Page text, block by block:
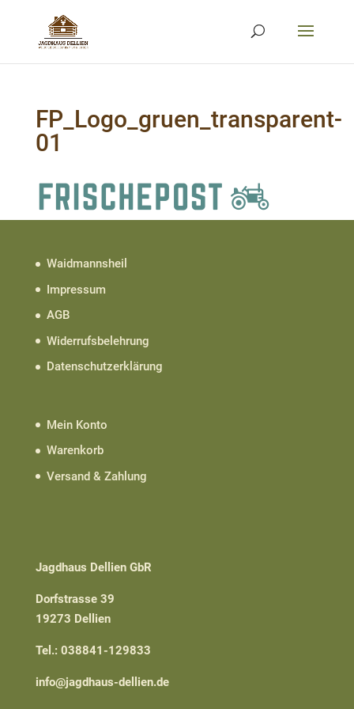
FP_Logo_gruen_transparent-
01
Waidmannsheil
Impressum
AGB
Widerrufsbelehrung
Datenschutzerklärung
Mein Konto
Warenkorb
Versand & Zahlung
Jagdhaus Dellien GbR
Dorfstrasse 39
19273 Dellien
Tel.: 038841-129833
info@jagdhaus-dellien.de